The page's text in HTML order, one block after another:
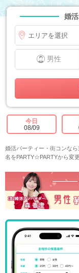
婚
エリアを選択
男性
今日
08/09
婚活パーティー・街コンな
名をPARTY☆PARTYから変更